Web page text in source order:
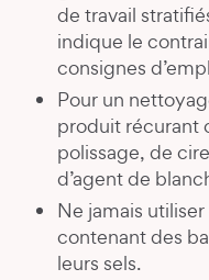
de travail
indique le
consignes
Pour un
produit récurant
polissage, de
d’agent de
Ne jamais
contenant des
leurs sels.